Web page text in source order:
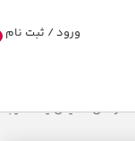
ورود / ثبت نام
در حال نمایش یک نتیجه